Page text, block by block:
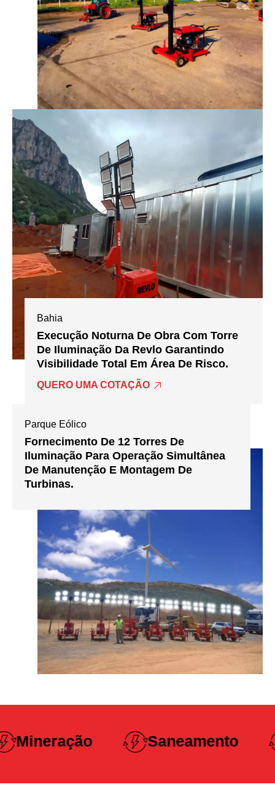
Bahia
Execução Noturna De Obra Com Torre
De Iluminação Da Revlo Garantindo
Visibilidade Total Em Área De Risco.
QUERO UMA COTAÇÃO
Parque Eólico
Fornecimento De 12 Torres De
Iluminação Para Operação Simultânea
De Manutenção E Montagem De
Turbinas.
Saneamento
Construção
Pesada